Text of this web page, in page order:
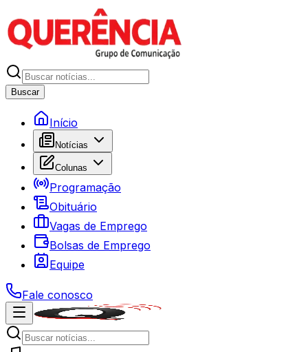
Buscar
Início
Notícias
Colunas
Programação
Obituário
Vagas de Emprego
Bolsas de Emprego
Equipe
Fale conosco